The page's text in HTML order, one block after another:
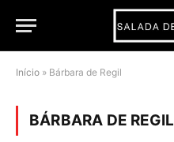
Início » Bárbara de Regil
BÁRBARA DE REGIL